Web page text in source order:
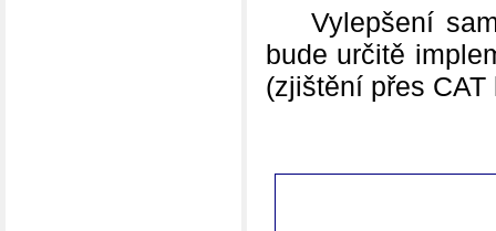
Vylepšení
bude určitě
(zjištění přes